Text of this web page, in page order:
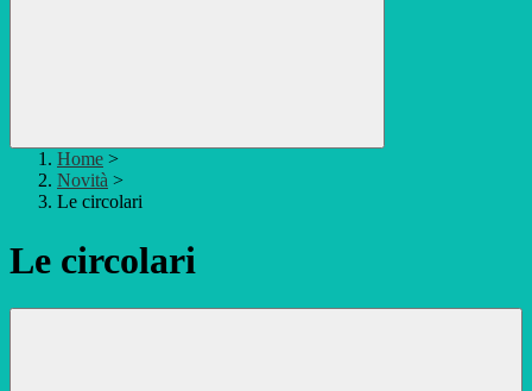
Home >
Novità >
Le circolari
Le circolari